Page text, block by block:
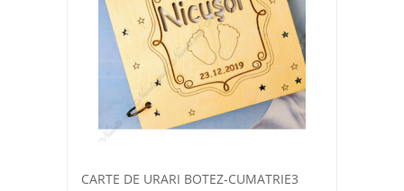
CARTE DE URARI BOTEZ-CUMATRIE3